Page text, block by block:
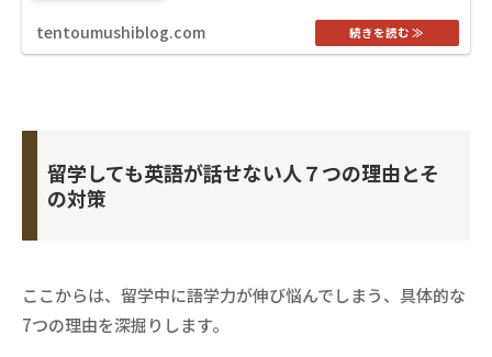
tentoumushiblog.com
留学しても英語が話せない人７つの理由とそ
の対策
ここからは、留学中に語学力が伸び悩んでしまう、具体的な
7つの理由を深掘りします。